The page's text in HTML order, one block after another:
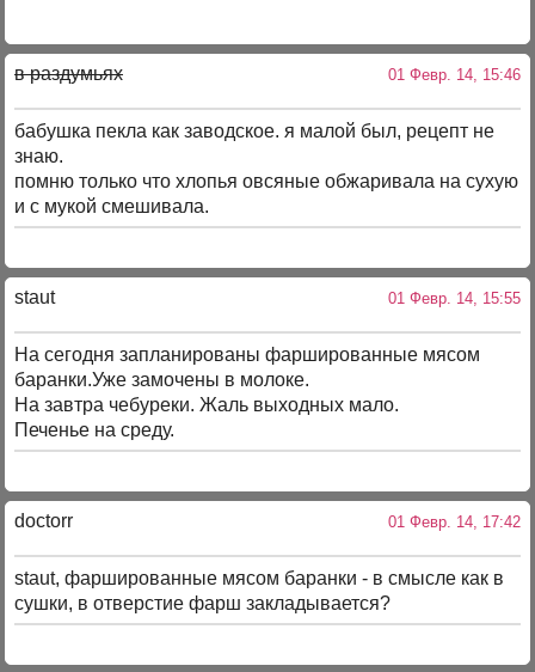
в раздумьях 01 Февр. 14, 15:46
бабушка пекла как заводское. я малой был, рецепт не
знаю.
помню только что хлопья овсяные обжаривала на сухую
и с мукой смешивала.
staut 01 Февр. 14, 15:55
На сегодня запланированы фаршированные мясом
баранки.Уже замочены в молоке.
На завтра чебуреки. Жаль выходных мало.
Печенье на среду.
doctorr 01 Февр. 14, 17:42
staut, фаршированные мясом баранки - в смысле как в
сушки, в отверстие фарш закладывается?